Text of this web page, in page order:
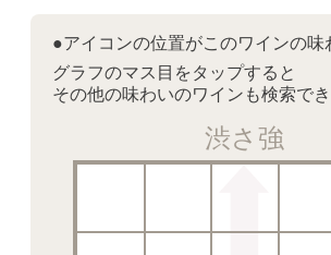
●アイコンの位置がこのワインの味
グラフのマス目をタップすると
その他の味わいのワインも検索で
渋さ強